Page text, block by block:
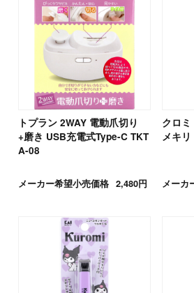
トプラン 2WAY 電動爪切り
+磨き USB充電式Type-C TKT
A-08
メーカー希望小売価格 2,480円
クロ
メキ
メーカ